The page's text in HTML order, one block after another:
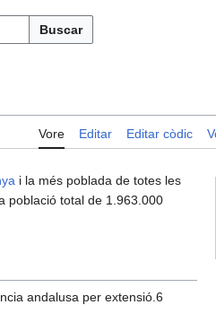
Buscar
Vore Editar Editar còdic
i la més poblada de totes les
població total de 1.963.000
andalusa per extensió.6